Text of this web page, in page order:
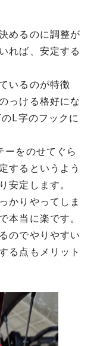
めるのに調整が
れば、安定する
いるのが特徴
っける格好にな
L字のフックに
ーをのせてぐら
するというよう
安定します。
かりやってしま
本当に楽です。
のでやりやすい
る点もメリット